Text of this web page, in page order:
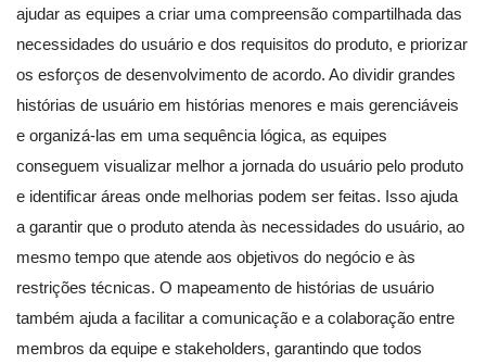
ajudar as equipes a criar uma compreensão compartilhada das
necessidades do usuário e dos requisitos do produto, e priorizar
os esforços de desenvolvimento de acordo. Ao dividir grandes
histórias de usuário em histórias menores e mais gerenciáveis
e organizá-las em uma sequência lógica, as equipes
conseguem visualizar melhor a jornada do usuário pelo produto
e identificar áreas onde melhorias podem ser feitas. Isso ajuda
a garantir que o produto atenda às necessidades do usuário, ao
mesmo tempo que atende aos objetivos do negócio e às
restrições técnicas. O mapeamento de histórias de usuário
também ajuda a facilitar a comunicação e a colaboração entre
membros da equipe e stakeholders, garantindo que todos